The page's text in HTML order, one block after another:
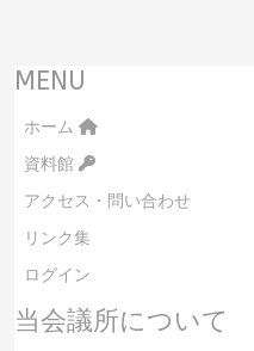
MENU
ホーム
資料館
アクセス・問い合わせ
リンク集
ログイン
当会議所について